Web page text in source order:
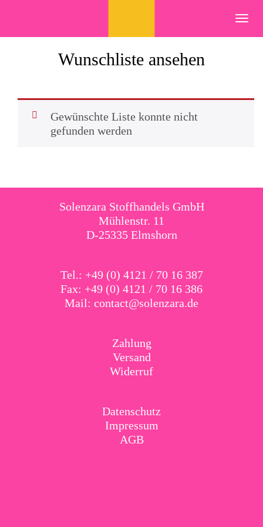
Wunschliste ansehen
Gewünschte Liste konnte nicht
gefunden werden
Solenzara Stoffhandels GmbH
Mühlenstr. 11
D-25335 Elmshorn
Tel.: +49 (0) 4121 / 70 16 387
Fax: +49 (0) 4121 / 70 16 386
Mail: contact@solenzara.de
Zahlung
Versand
Widerruf
Datenschutz
Impressum
AGB